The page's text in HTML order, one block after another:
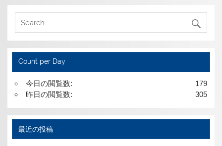
Count per Day
179
今日の閲覧数:
305
昨日の閲覧数:
最近の投稿